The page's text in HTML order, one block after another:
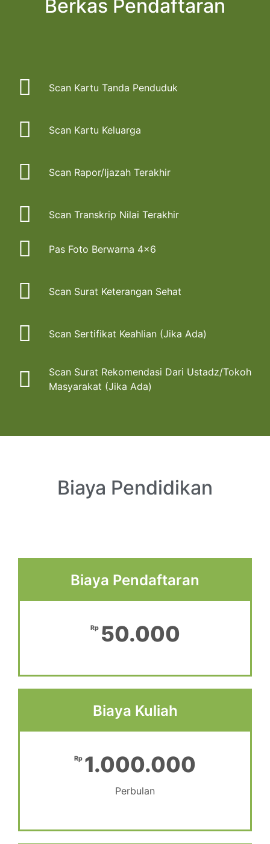
Berkas Pendaftaran
Scan Kartu Tanda Penduduk
Scan Kartu Keluarga
Scan Rapor/Ijazah Terakhir
Scan Transkrip Nilai Terakhir
Pas Foto Berwarna 4x6
Scan Surat Keterangan Sehat
Scan Sertifikat Keahlian (Jika Ada)
Scan Surat Rekomendasi Dari Ustadz/Tokoh
Masyarakat (Jika Ada)
Biaya Pendidikan
Biaya Pendaftaran
Rp 50.000
Biaya Kuliah
Rp 1.000.000
Perbulan